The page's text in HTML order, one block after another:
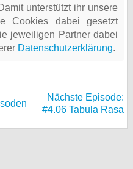
unterstützt ihr unsere
Cookies dabei gesetzt
jeweiligen Partner dabei
Datenschutzerklärung.
Nächste Episode:
#4.06 Tabula Rasa